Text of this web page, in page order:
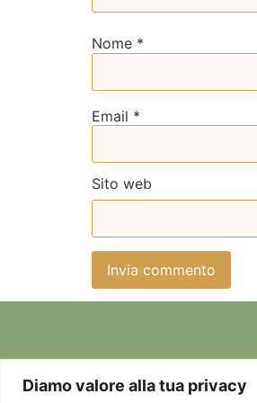
Diamo valore alla tua privacy
Nome *
Email *
Sito web